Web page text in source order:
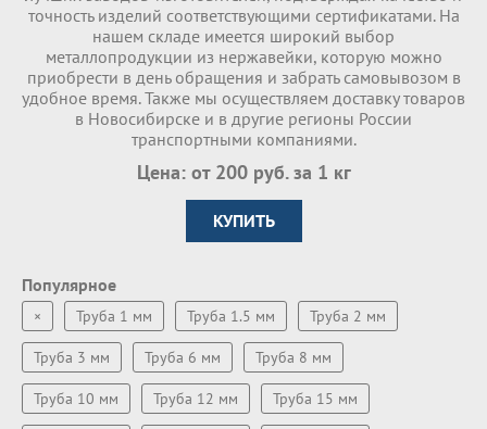
точность изделий соответствующими сертификатами. На
нашем складе имеетcя широкий выбор
металлопродукции из нержавейки, которую можно
приобрести в день обращения и забрать самовывозом в
удобное время. Также мы осуществляем доставку товаров
в Новосибирске и в другие регионы России
транспортными компаниями.
Цена: от 200 руб. за 1 кг
КУПИТЬ
Популярное
× Труба 1 мм Труба 1.5 мм Труба 2 мм
Труба 3 мм Труба 6 мм Труба 8 мм
Труба 10 мм Труба 12 мм Труба 15 мм